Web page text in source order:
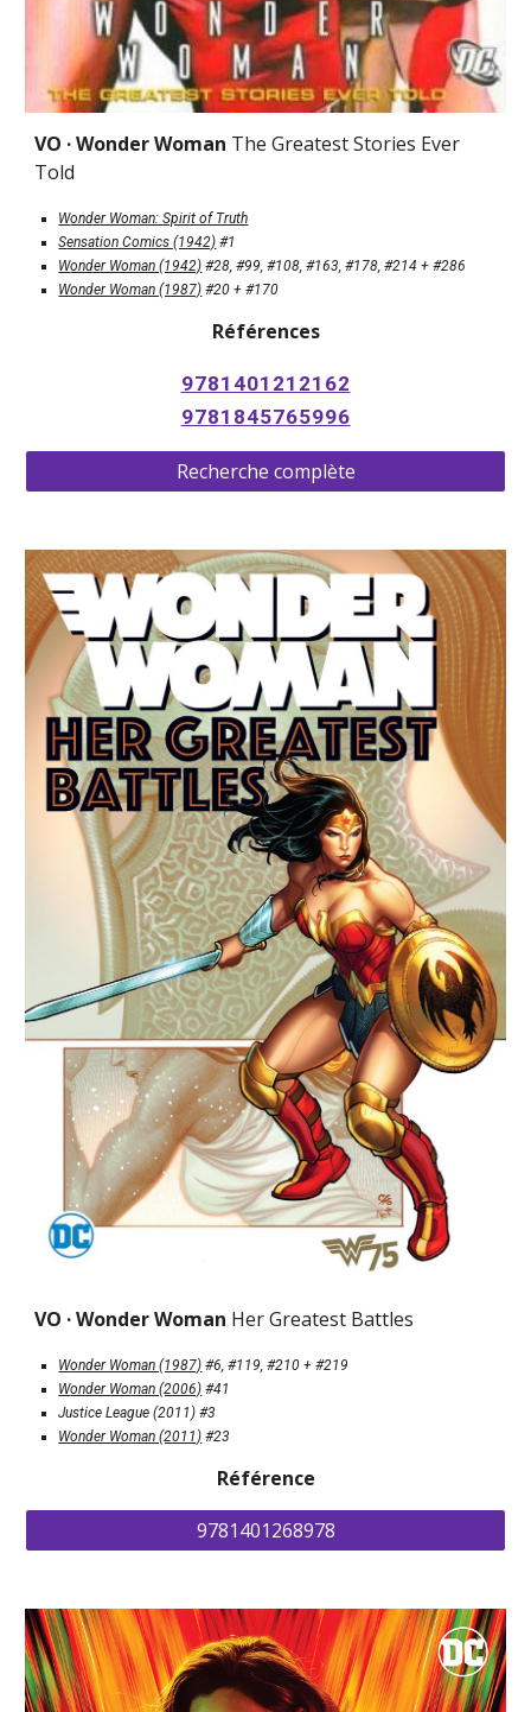
VO · Wonder Woman The Greatest Stories Ever
Told
Wonder Woman: Spirit of Truth
Sensation Comics (1942) #1
Wonder Woman (1942) #28, #99, #108, #163, #178, #214 + #286
Wonder Woman (1987) #20 + #170
Références
9781401212162
9781845765996
Recherche complète
VO · Wonder Woman Her Greatest Battles
Wonder Woman (1987) #6, #119, #210 + #219
Wonder Woman (2006) #41
Justice League (2011) #3
Wonder Woman (2011) #23
Référence
9781401268978